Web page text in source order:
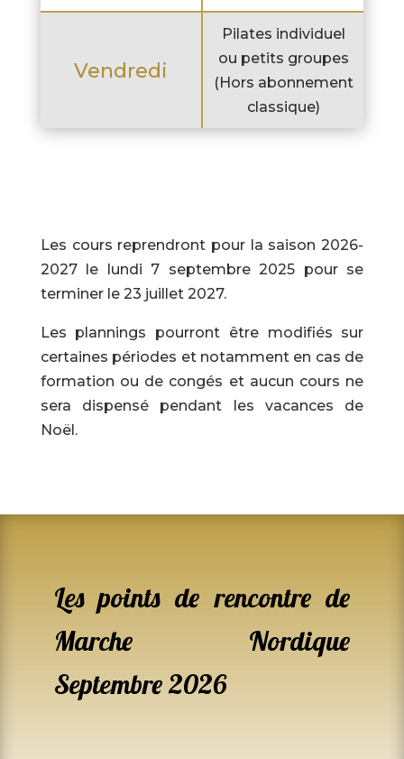
Vendredi
Pilates individuel
ou petits groupes
(Hors abonnement
classique)
Les cours reprendront pour la saison 2026-
2027 le lundi 7 septembre 2025 pour se
terminer le 23 juillet 2027.
Les plannings pourront être modifiés sur
certaines périodes et notamment en cas de
formation ou de congés et aucun cours ne
sera dispensé pendant les vacances de
Noël.
Les points de rencontre de
Marche Nordique
Septembre 2026